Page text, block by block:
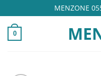
0